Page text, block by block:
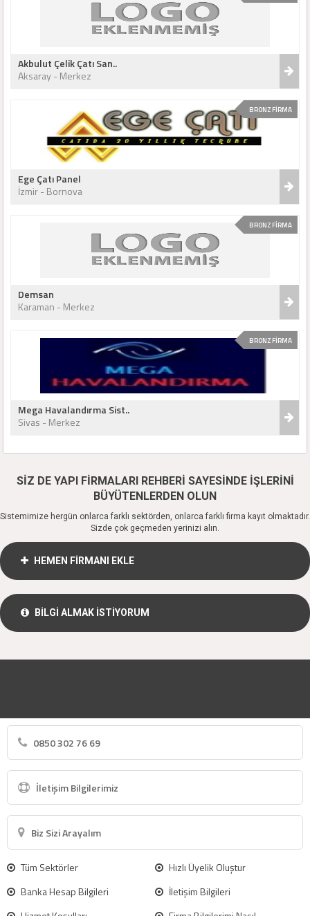
Akbulut Çelik Çatı San..
Aksaray - Merkez
BRONZ FİRMA
Ege Çatı Panel
İzmir - Bornova
BRONZ FİRMA
Demsan
Karaman - Merkez
BRONZ FİRMA
Mega Havalandırma Sist..
Sivas - Merkez
SİZ DE YAPI FİRMALARI REHBERİ SAYESİNDE İŞLERİNİ
BÜYÜTENLERDEN OLUN
Sistemimize hergün onlarca farklı sektörden, onlarca farklı firma kayıt olmaktadır.
Sizde çok geçmeden yerinizi alın.
HEMEN FİRMANI EKLE
BİLGİ ALMAK İSTİYORUM
0850 302 76 69
İletişim Bilgilerimiz
Biz Sizi Arayalım
Tüm Sektörler
Hızlı Üyelik Oluştur
Banka Hesap Bilgileri
İletişim Bilgileri